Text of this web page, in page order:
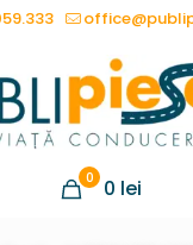
0 0 lei